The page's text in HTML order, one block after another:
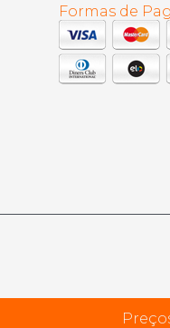
Formas de